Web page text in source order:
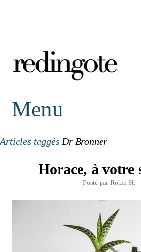
redingote.
Menu
Articles taggés Dr Bronner
Horace, à votre
Posté par Robin H.